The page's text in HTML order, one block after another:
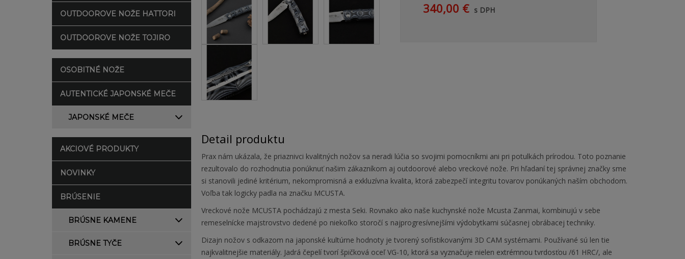
OUTDOOROVE NOŽE HATTORI
OUTDOOROVE NOŽE TOJIRO
OSOBITNÉ NOŽE
AUTENTICKÉ JAPONSKÉ MEČE
JAPONSKÉ MEČE
AKCIOVÉ PRODUKTY
NOVINKY
BRÚSENIE
BRÚSNE KAMENE
BRÚSNE TYČE
340,00 € s DPH
Detail produktu
Prax nám ukázala, že priaznivci kvalitných nožov sa neradi lúčia so svojimi pomocníkmi ani pri potulkách prírodou. Toto poznanie
rezultovalo do rozhodnutia ponúknuť našim zákazníkom aj outdoorové alebo vreckové nože. Pri hľadaní tej správnej značky sme
si stanovili jediné kritérium, nekompromisná a exkluzívna kvalita, ktorá zabezpečí integritu tovarov ponúkaných naším obchodom.
Voľba tak logicky padla na značku MCUSTA.
Vreckové nože MCUSTA pochádzajú z mesta Seki. Rovnako ako naše kuchynské nože Mcusta Zanmai, kombinujú v sebe
remeselnícke majstrovstvo dedené po niekoľko storočí s najprogresívnejšími výdobytkami súčasnej obrábacej techniky.
Dizajn nožov s odkazom na japonské kultúrne hodnoty je tvorený sofistikovanými 3D CAM systémami. Používané sú len tie
najkvalitnejšie materiály. Jadrá čepelí tvorí špičková oceľ VG-10, ktorá sa vyznačuje nielen extrémnou tvrdosťou /61 HRC/, ale